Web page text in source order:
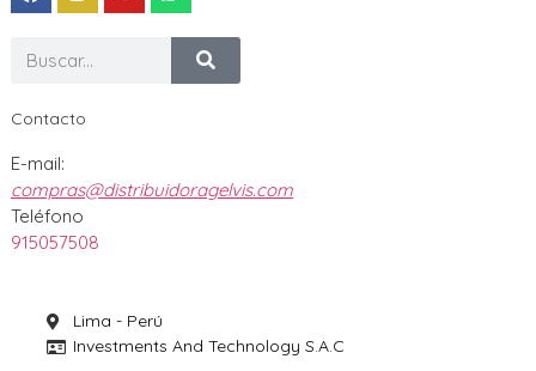
Contacto
E-mail:
compras@distribuidoragelvis.com
Teléfono
915057508
Lima - Perú
Investments And Technology S.A.C